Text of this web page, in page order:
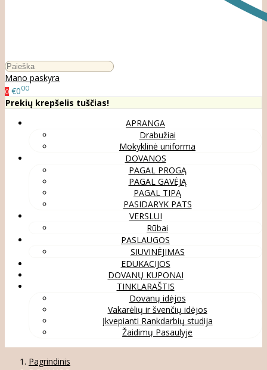
Mano paskyra
0 €000
Prekių krepšelis tuščias!
APRANGA
Drabužiai
Mokyklinė uniforma
DOVANOS
PAGAL PROGĄ
PAGAL GAVĖJĄ
PAGAL TIPĄ
PASIDARYK PATS
VERSLUI
Rūbai
PASLAUGOS
SIUVINĖJIMAS
EDUKACIJOS
DOVANŲ KUPONAI
TINKLARAŠTIS
Dovanų idėjos
Vakarėlių ir švenčių idėjos
Įkvepianti Rankdarbių studija
Žaidimų Pasaulyje
Pagrindinis